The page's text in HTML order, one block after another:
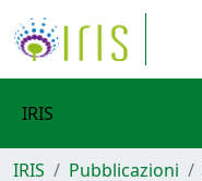
IRIS
IRIS Pubblicazioni